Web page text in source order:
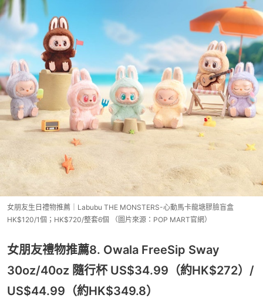
女朋友生日禮物推薦｜Labubu THE MONSTERS-心動馬卡龍塘膠臉盲盒
HK$120/1個；HK$720/整套6個 （圖片來源：POP MART官網）
女朋友禮物推薦8. Owala FreeSip Sway
30oz/40oz 隨行杯 US$34.99（約HK$272）/
US$44.99（約HK$349.8）